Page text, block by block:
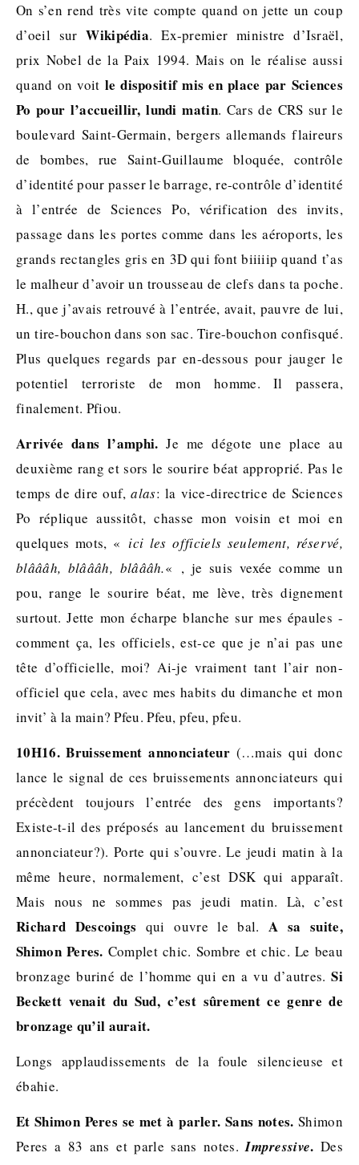
On s’en rend très vite compte quand on jette un coup
d’oeil surWikipédia. Ex-premier ministre d’Israël,
prix Nobel de la Paix 1994. Mais on le réalise aussi
quand on voit le dispositif mis en place par Sciences
Po pour l’accueillir, lundi matin. Cars de CRS sur le
boulevard Saint-Germain, bergers allemands flaireurs
de bombes, rue Saint-Guillaume bloquée, contrôle
d’identité pour passer le barrage, re-contrôle d’identité
à l’entrée de Sciences Po, vérification des invits,
passage dans les portes comme dans les aéroports, les
grands rectangles gris en 3D qui font biiiiip quand t’as
le malheur d’avoir un trousseau de clefs dans ta poche.
H., que j’avais retrouvé à l’entrée, avait, pauvre de lui,
un tire-bouchon dans son sac. Tire-bouchon confisqué.
Plus quelques regards par en-dessous pour jauger le
potentiel terroriste de mon homme. Il passera,
finalement. Pfiou.
Arrivée dans l’amphi. Je me dégote une place au
deuxième rang et sors le sourire béat approprié. Pas le
temps de dire ouf,alas: la vice-directrice de Sciences
Po réplique aussitôt, chasse mon voisin et moi en
quelques mots, «ici les officiels seulement, réservé,
blâââh, blâââh, blâââh.« , je suis vexée comme un
pou, range le sourire béat, me lève, très dignement
surtout. Jette mon écharpe blanche sur mes épaules -
comment ça, les officiels, est-ce que je n’ai pas une
tête d’officielle, moi? Ai-je vraiment tant l’air non-
officiel que cela, avec mes habits du dimanche et mon
invit’ à la main? Pfeu. Pfeu, pfeu, pfeu.
10H16. Bruissement annonciateur (…mais qui donc
lance le signal de ces bruissements annonciateurs qui
précèdent toujours l’entrée des gens importants?
Existe-t-il des préposés au lancement du bruissement
annonciateur?). Porte qui s’ouvre. Le jeudi matin à la
même heure, normalement, c’est DSK qui apparaît.
Mais nous ne sommes pas jeudi matin. Là, c’est
Richard Descoings qui ouvre le bal.A sa suite,
Shimon Peres. Complet chic. Sombre et chic. Le beau
bronzage buriné de l’homme qui en a vu d’autres.Si
Beckett venait du Sud, c’est sûrement ce genre de
bronzage qu’il aurait.
Longs applaudissements de la foule silencieuse et
ébahie.
Et Shimon Peres se met à parler. Sans notes. Shimon
Peres a 83 ans et parle sans notes.Impressive. Des